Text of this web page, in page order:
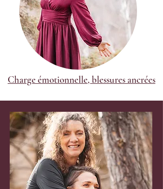
Charge émotionnelle, blessures ancrées